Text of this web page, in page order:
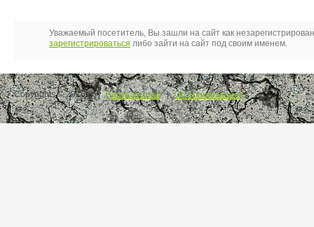
Уважаемый посетитель, Вы зашли на сайт как
зарегистрироваться либо зайти на сайт под своим именем.
Copyrights © 2016. Написать нам | Об организациях